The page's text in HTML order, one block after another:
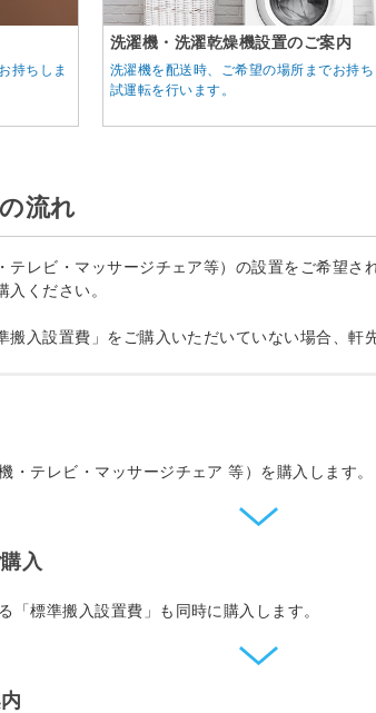
持ちしま
洗濯機・洗濯乾燥機設置のご案内
洗濯機を配送時、ご希望の場所までお持ち
試運転を行います。
流れ
レビ・マッサージチェア等）の設置をご希望さ
ください。
搬入設置費」をご購入いただいていない場合、軒
・テレビ・マッサージチェア 等）を購入します。
入
「標準搬入設置費」も同時に購入します。